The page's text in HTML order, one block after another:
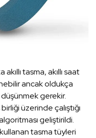
tasma, akıllı saat
ancak oldukça
gerekir.
üzerinde çalıştığı
geliştirildi.
kullanan tasma tüyleri